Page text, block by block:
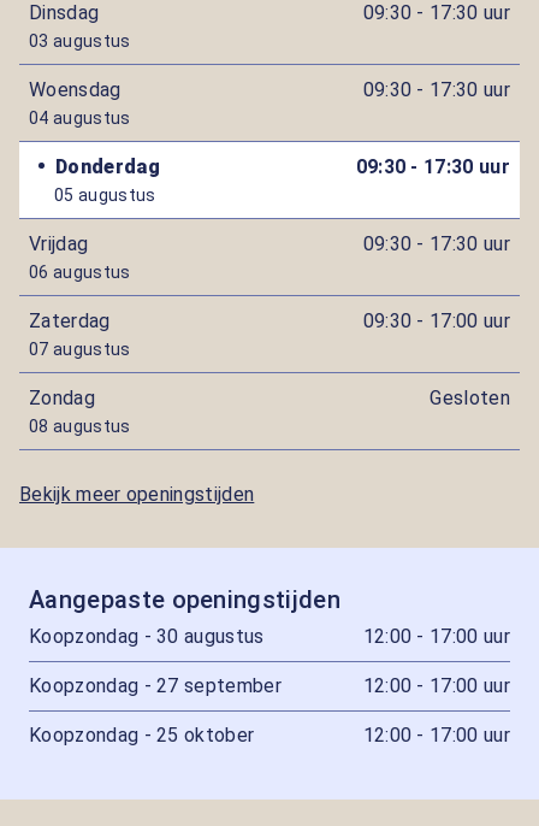
Dinsdag
03 augustus
09:30 - 17:30 uur
Woensdag
04 augustus
09:30 - 17:30 uur
Donderdag
05 augustus
09:30 - 17:30 uur
Vrijdag
06 augustus
09:30 - 17:30 uur
Zaterdag
07 augustus
09:30 - 17:00 uur
Zondag
08 augustus
Gesloten
Bekijk meer openingstijden
Aangepaste openingstijden
Koopzondag - 30 augustus 12:00 - 17:00 uur
Koopzondag - 27 september 12:00 - 17:00 uur
Koopzondag - 25 oktober 12:00 - 17:00 uur